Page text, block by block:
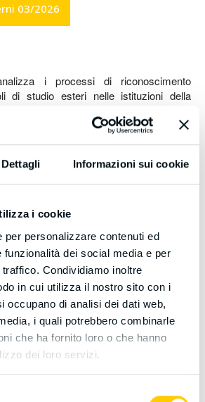
Dettagli Informazioni sui cookie
i cookie
per personalizzare contenuti ed
funzionalità dei social media e per
Condividiamo inoltre
in cui utilizza il nostro sito con i
occupano di analisi dei dati web,
i quali potrebbero combinarle
che ha fornito loro o che hanno
dei loro servizi.
03/2026
i processi di riconoscimento
di studio esteri nelle istituzioni della
e della profonda trasformazione digitale
(CIMEA, Università Europea di Roma,
i rappresentanti di 25 istituzioni della
project work
workshop di confronto e un’analisi
tematica. L’indagine ha identificato nove
le tre fasi del processo di
throughput e output. Nella fase di input
le dinamiche legate al numero di
e comunicazione efficiente ed
di valutazione del titolo vera e propria,